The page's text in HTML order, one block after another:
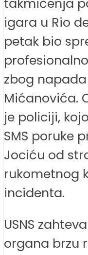
igara u Rio
petak bio
zbog
Mićanovića.
je policiji,
SMS poruke
Jociću od
rukometnog
incidenta.
USNS
organa brzu